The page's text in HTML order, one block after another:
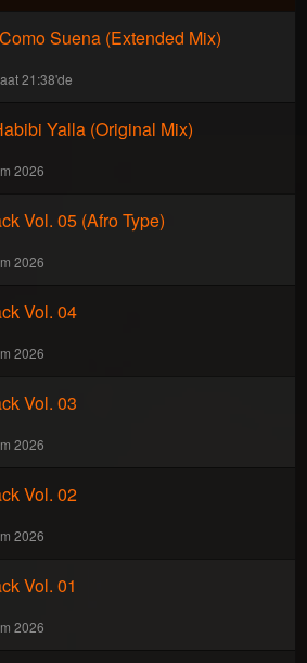
t
Suena (Extended Mix)
21:38'de
Yalla (Original Mix)
2026
Vol. 05 (Afro Type)
2026
Vol. 04
2026
Vol. 03
2026
Vol. 02
2026
Vol. 01
2026